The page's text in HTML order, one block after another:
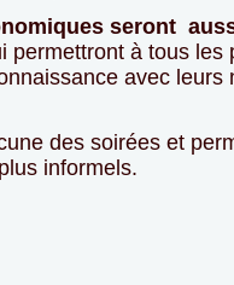
seront
permettront à tous les
avec leurs
des soirées et
informels.